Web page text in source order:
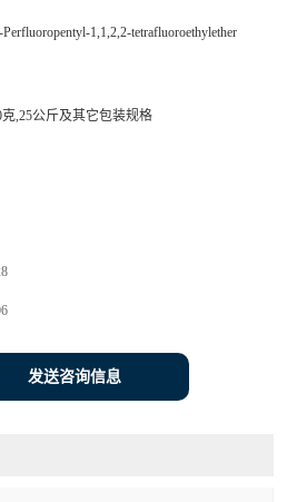
1,1,2,2-tetrafluoroethylether
克,25公斤及其它包装规格
发送咨询信息